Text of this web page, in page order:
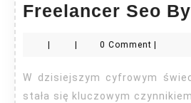
Freelancer Seo
0 Comment
W dzisiejszym cyfrowym świecie obecność online
stała się kluczowym